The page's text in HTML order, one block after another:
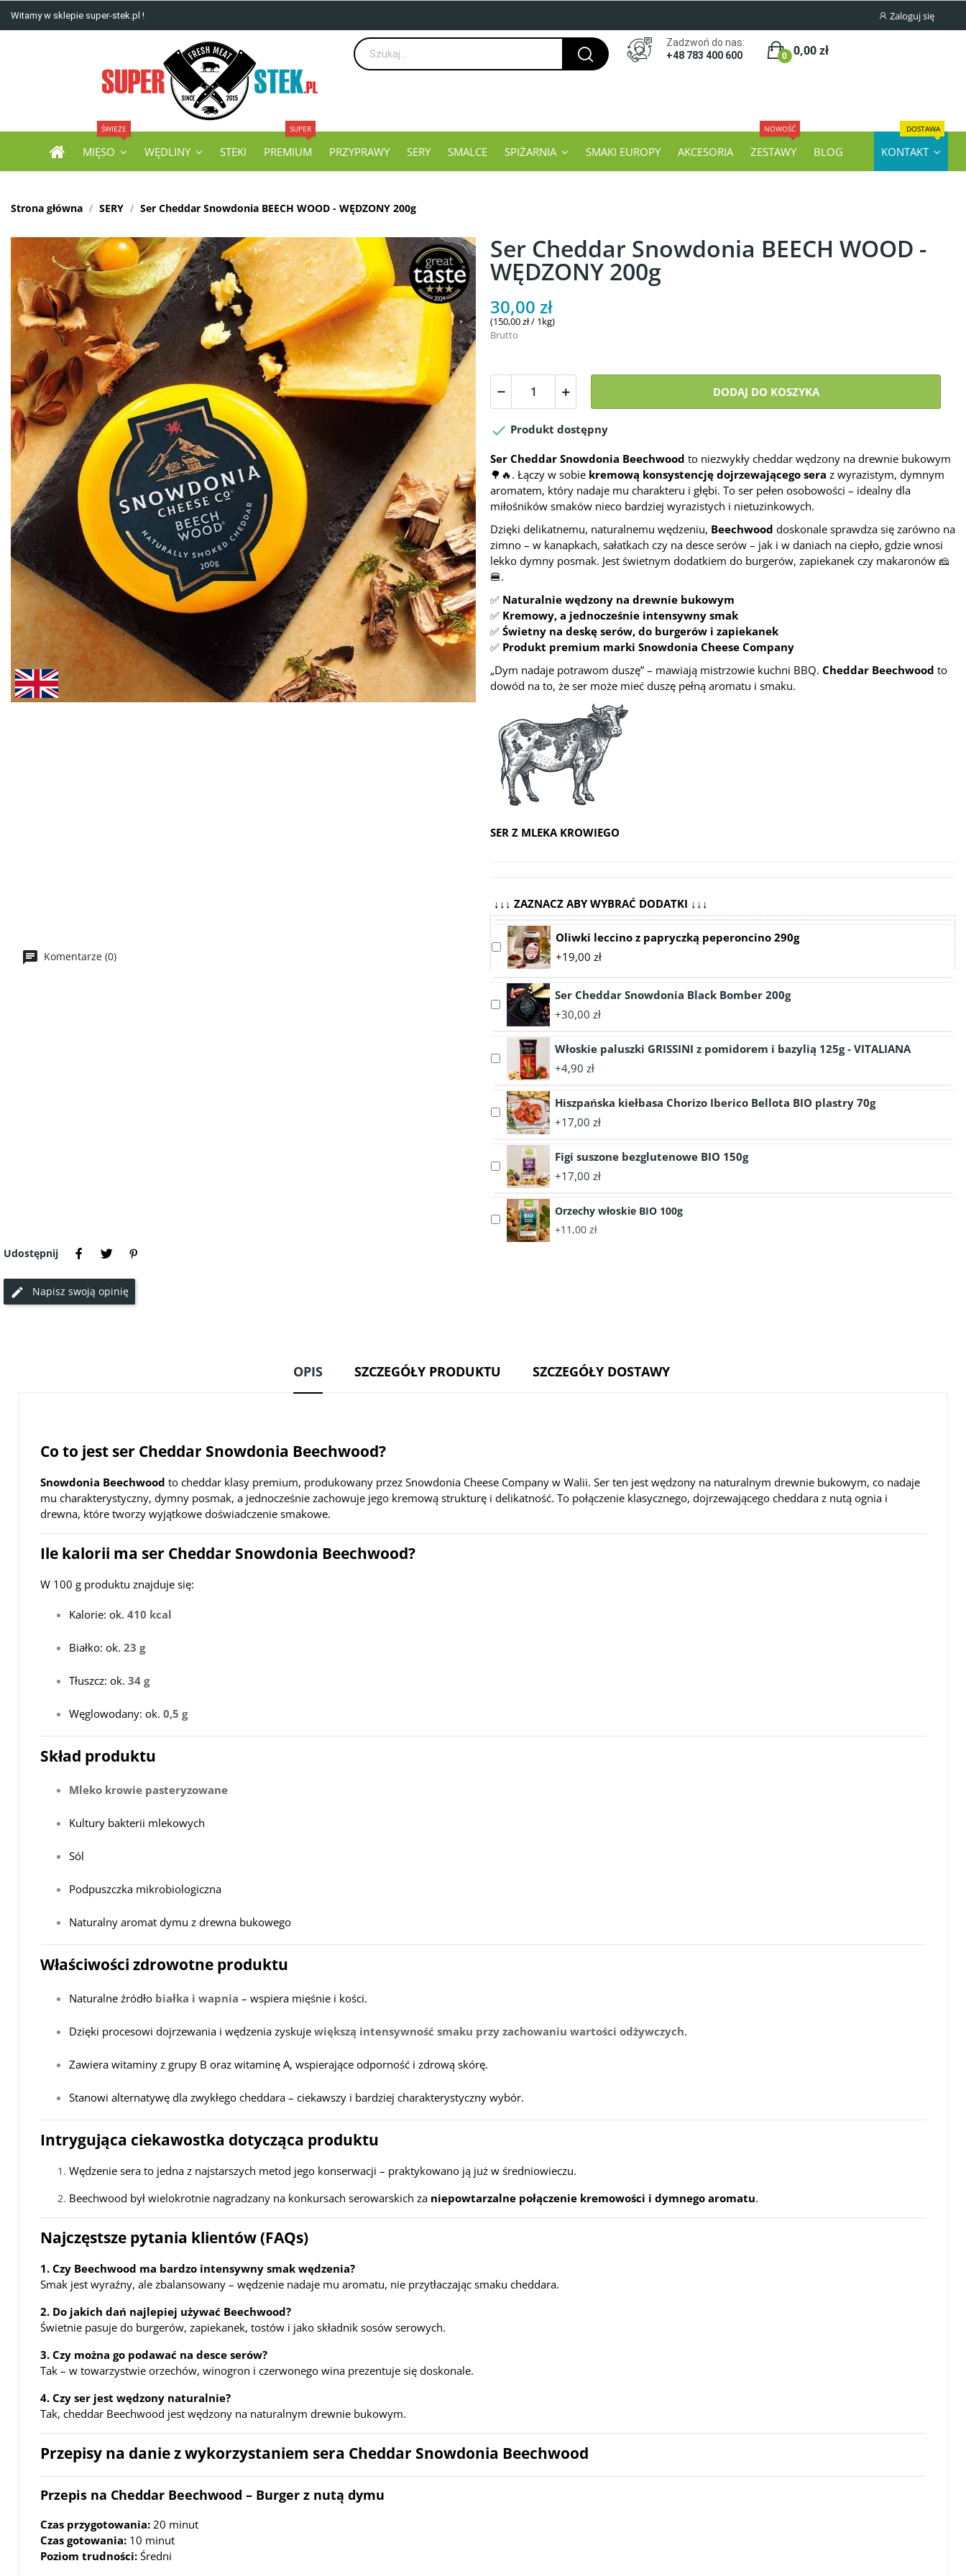
Witamy w sklepie super-stek.pl ! Zaloguj się
Zadzwoń do nas:
+48 783 400 600
0,00 zł
0
MIĘSO
ŚWIEŻE
WĘDLINY STEKI PREMIUM
SUPER
PRZYPRAWY SERY SMALCE SPIŻARNIA SMAKI EUROPY AKCESORIA ZESTAWY
NOWOŚĆ
BLOG KONTAKT
DOSTAWA
Strona główna SERY Ser Cheddar Snowdonia BEECH WOOD - WĘDZONY 200g
Komentarze (0)
Ser Cheddar Snowdonia BEECH WOOD -
WĘDZONY 200g
30,00 zł
(150,00 zł / 1kg)
Brutto
DODAJ DO KOSZYKA
 Produkt dostępny
Ser Cheddar Snowdonia Beechwood to niezwykły cheddar wędzony na drewnie bukowym
🌳🔥. Łączy w sobie kremową konsystencję dojrzewającego sera z wyrazistym, dymnym
aromatem, który nadaje mu charakteru i głębi. To ser pełen osobowości – idealny dla
miłośników smaków nieco bardziej wyrazistych i nietuzinkowych.
Dzięki delikatnemu, naturalnemu wędzeniu, Beechwood doskonale sprawdza się zarówno na
zimno – w kanapkach, sałatkach czy na desce serów – jak i w daniach na ciepło, gdzie wnosi
lekko dymny posmak. Jest świetnym dodatkiem do burgerów, zapiekanek czy makaronów 🧀
🍔.
✅ Naturalnie wędzony na drewnie bukowym
✅ Kremowy, a jednocześnie intensywny smak
✅ Świetny na deskę serów, do burgerów i zapiekanek
✅ Produkt premium marki Snowdonia Cheese Company
„Dym nadaje potrawom duszę” – mawiają mistrzowie kuchni BBQ. Cheddar Beechwood to
dowód na to, że ser może mieć duszę pełną aromatu i smaku.
SER Z MLEKA KROWIEGO
↓↓↓ ZAZNACZ ABY WYBRAĆ DODATKI ↓↓↓
Select
accessory
leccino
papryczką
peperoncino
290g
Oliwki leccino z papryczką peperoncino 290g
+19,00 zł
Select
accessory
Ser
Cheddar
Snowdonia
Black
Bomber
200g
Ser Cheddar Snowdonia Black Bomber 200g
+30,00 zł
Select
accessory
Włoskie
paluszki
GRISSINI
pomidorem
bazylią
VITALIANA
Włoskie paluszki GRISSINI z pomidorem i bazylią 125g - VITALIANA
+4,90 zł
Select
accessory
Hiszpańska
kiełbasa
Chorizo
Iberico
Bellota
BIO
plastry
Hiszpańska kiełbasa Chorizo Iberico Bellota BIO plastry 70g
+17,00 zł
Select
accessory
Figi
suszone
bezglutenowe
BIO
Figi suszone bezglutenowe BIO 150g
+17,00 zł
Select
accessory
Orzechy włoskie BIO 100g
+11,00 zł
Udostępnij
Napisz swoją opinię
OPIS SZCZEGÓŁY PRODUKTU SZCZEGÓŁY DOSTAWY
Co to jest ser Cheddar Snowdonia Beechwood?
Snowdonia Beechwood to cheddar klasy premium, produkowany przez Snowdonia Cheese Company w Walii. Ser ten jest wędzony na naturalnym drewnie bukowym, co nadaje
mu charakterystyczny, dymny posmak, a jednocześnie zachowuje jego kremową strukturę i delikatność. To połączenie klasycznego, dojrzewającego cheddara z nutą ognia i
drewna, które tworzy wyjątkowe doświadczenie smakowe.
Ile kalorii ma ser Cheddar Snowdonia Beechwood?
W 100 g produktu znajduje się:
Kalorie: ok. 410 kcal
Białko: ok. 23 g
Tłuszcz: ok. 34 g
Węglowodany: ok. 0,5 g
Skład produktu
Mleko krowie pasteryzowane
Kultury bakterii mlekowych
Sól
Podpuszczka mikrobiologiczna
Naturalny aromat dymu z drewna bukowego
Właściwości zdrowotne produktu
Naturalne źródło białka i wapnia – wspiera mięśnie i kości.
Dzięki procesowi dojrzewania i wędzenia zyskuje większą intensywność smaku przy zachowaniu wartości odżywczych.
Zawiera witaminy z grupy B oraz witaminę A, wspierające odporność i zdrową skórę.
Stanowi alternatywę dla zwykłego cheddara – ciekawszy i bardziej charakterystyczny wybór.
Intrygująca ciekawostka dotycząca produktu
Wędzenie sera to jedna z najstarszych metod jego konserwacji – praktykowano ją już w średniowieczu.
Beechwood był wielokrotnie nagradzany na konkursach serowarskich za niepowtarzalne połączenie kremowości i dymnego aromatu.
Najczęstsze pytania klientów (FAQs)
1. Czy Beechwood ma bardzo intensywny smak wędzenia?
Smak jest wyraźny, ale zbalansowany – wędzenie nadaje mu aromatu, nie przytłaczając smaku cheddara.
2. Do jakich dań najlepiej używać Beechwood?
Świetnie pasuje do burgerów, zapiekanek, tostów i jako składnik sosów serowych.
3. Czy można go podawać na desce serów?
Tak – w towarzystwie orzechów, winogron i czerwonego wina prezentuje się doskonale.
4. Czy ser jest wędzony naturalnie?
Tak, cheddar Beechwood jest wędzony na naturalnym drewnie bukowym.
Przepisy na danie z wykorzystaniem sera Cheddar Snowdonia Beechwood
Przepis na Cheddar Beechwood – Burger z nutą dymu
Czas przygotowania: 20 minut
Czas gotowania: 10 minut
Poziom trudności: Średni